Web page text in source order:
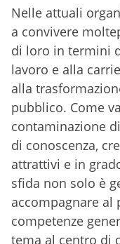
Nelle attuali
a convivere
di loro in termini
lavoro e alla
alla
pubblico. Come
contaminazione
di conoscenza,
attrattivi e in
sfida non solo è
accompagnare al
competenze
tema al centro di